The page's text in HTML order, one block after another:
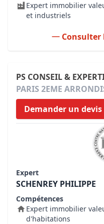
Expert immobilier
et industriels
Consulter
PS CONSEIL &
PARIS 2EME
Demander un devis
Expert
SCHENREY PHILIPPE
Compétences
Expert immobilier
d'habitations